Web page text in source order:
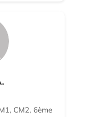
CM2, 6ème